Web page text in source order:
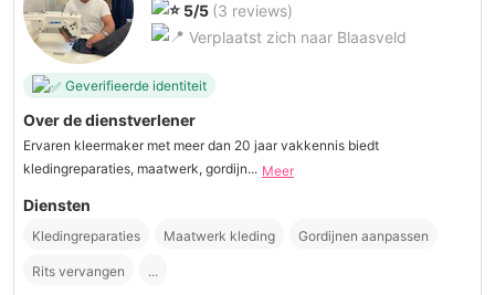
5/5 (3 reviews)
Verplaatst zich naar Blaasveld
Geverifieerde identiteit
Over de dienstverlener
Ervaren kleermaker met meer dan 20 jaar vakkennis biedt
kledingreparaties, maatwerk, gordijn... Meer
Diensten
Kledingreparaties Maatwerk kleding Gordijnen aanpassen
Rits vervangen ...